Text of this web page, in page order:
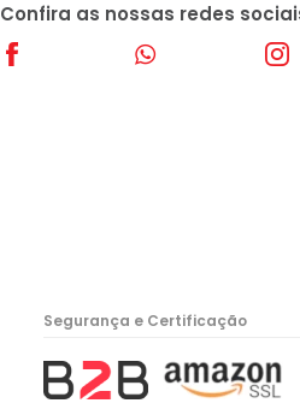
Confira as nossas redes
Segurança e Certificação